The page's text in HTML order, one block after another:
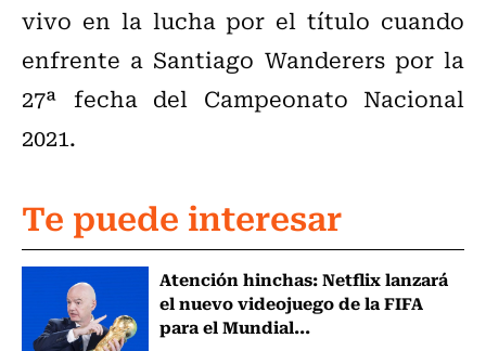
vivo en la lucha por el título cuando
enfrente a Santiago Wanderers por la
27ª fecha del Campeonato Nacional
2021.
Te puede interesar
Atención hinchas: Netflix lanzará
el nuevo videojuego de la FIFA
para el Mundial...